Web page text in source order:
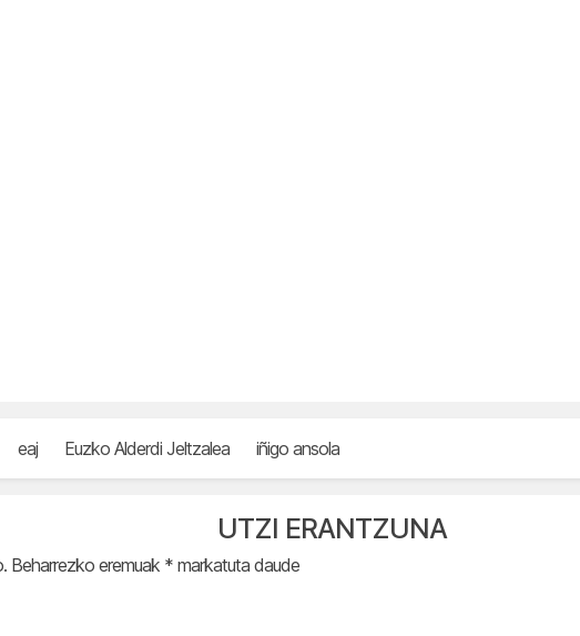
eaj Euzko Alderdi Jeltzalea iñigo ansola
UTZI ERANTZUNA
Beharrezko eremuak * markatuta daude